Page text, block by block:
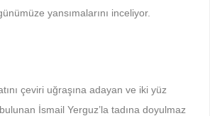
yansımalarını inceliyor.
çeviri uğraşına adayan ve iki yüz
İsmail Yerguz’la tadına doyulmaz